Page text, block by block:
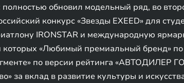
обновил модельный ряд, во
конкурс «Звезды EXEED» для
IRONSTAR и международную
«Любимый премиальный бренд»
по версии рейтинга «АВТОДИЛЕР
за вклад в развитие культуры и